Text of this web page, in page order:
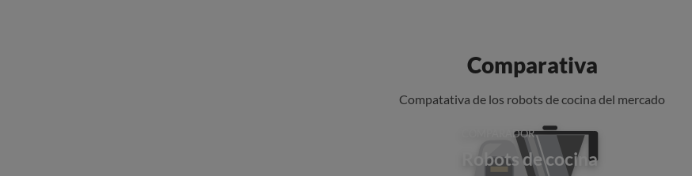
Comparativa
Compatativa de los robots de cocina del mercado
COMPARADOR
Robots de cocina